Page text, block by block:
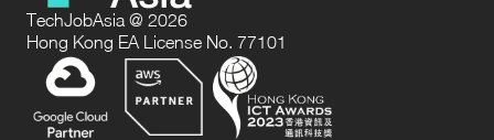
TechJobAsia @ 2026
Hong Kong EA License No. 77101